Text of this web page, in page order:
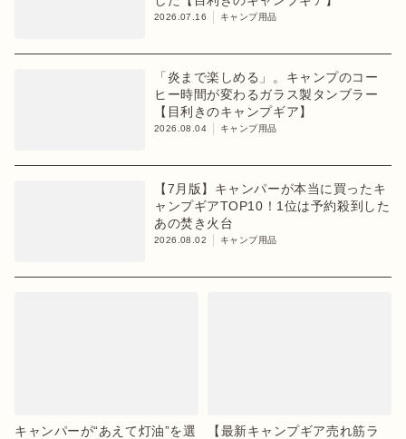
2026.07.16 キャンプ用品
「炎まで楽しめる」。キャンプのコー
ヒー時間が変わるガラス製タンブラー
【目利きのキャンプギア】
2026.08.04 キャンプ用品
【7月版】キャンパーが本当に買ったキ
ャンプギアTOP10！1位は予約殺到した
あの焚き火台
2026.08.02 キャンプ用品
キャンパーが“あえて灯油”を選
【最新キャンプギア売れ筋ラ